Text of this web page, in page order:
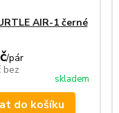
AIR-1 černé
/pár
bez
skladem
do košíku